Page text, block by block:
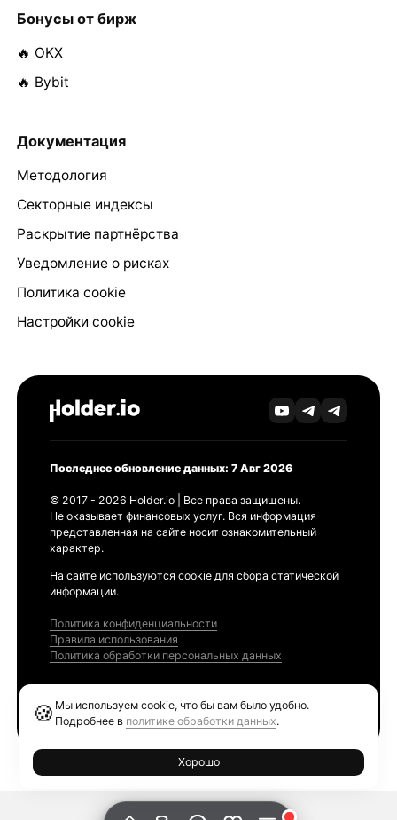
Бонусы от бирж
🔥 OKX
🔥 Bybit
Документация
Методология
Секторные индексы
Раскрытие партнёрства
Уведомление о рисках
Политика cookie
Настройки cookie
Последнее обновление данных: 7 Авг 2026
© 2017 - 2026 Holder.io | Все права защищены.
Не оказывает финансовых услуг. Вся информация
представленная на сайте носит ознакомительный
характер.
На сайте используются cookie для сбора статической
информации.
Политика конфиденциальности
Правила использования
Политика обработки персональных данных
🍪 Мы используем cookie, что бы вам было удобно.
Подробнее в политике обработки данных.
Хорошо
Ethereum GAS Tracker